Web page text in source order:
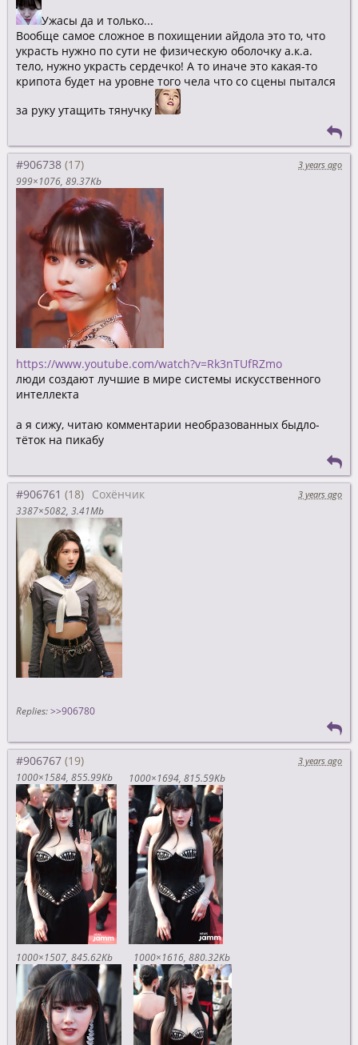
Ужасы да и только...
Вообще самое сложное в похищении айдола это то, что
украсть нужно по сути не физическую оболочку а.к.а.
тело, нужно украсть сердечко! А то иначе это какая-то
крипота будет на уровне того чела что со сцены пытался
за руку утащить тянучку
#906738
3 years ago
999×1076 89.37Kb
https://www.youtube.com/watch?v=Rk3nTUfRZmo
люди создают лучшие в мире системы искусственного
интеллекта
а я сижу, читаю комментарии необразованных быдло-
тёток на пикабу
#906761 Сохёнчик
3 years ago
3387×5082 3.41Mb
Replies: >>906780
#906767
3 years ago
1000×1584 855.99Kb 1000×1694 815.59Kb
1000×1507 845.62Kb 1000×1616 880.32Kb